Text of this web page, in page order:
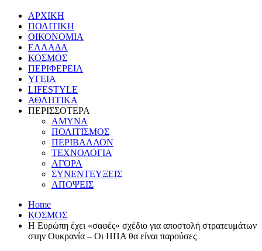
ΑΡΧΙΚΗ
ΠΟΛΙΤΙΚΗ
ΟΙΚΟΝΟΜΙΑ
ΕΛΛΑΔΑ
ΚΟΣΜΟΣ
ΠΕΡΙΦΕΡΕΙΑ
ΥΓΕΙΑ
LIFESTYLE
ΑΘΛΗΤΙΚΑ
ΠΕΡΙΣΣΟΤΕΡΑ
ΑΜΥΝΑ
ΠΟΛΙΤΙΣΜΟΣ
ΠΕΡΙΒΑΛΛΟΝ
ΤΕΧΝΟΛΟΓΙΑ
ΑΓΟΡΑ
ΣΥΝΕΝΤΕΥΞΕΙΣ
ΑΠΟΨΕΙΣ
Home
ΚΟΣΜΟΣ
Η Ευρώπη έχει «σαφές» σχέδιο για αποστολή στρατευμάτων
στην Ουκρανία – Οι ΗΠΑ θα είναι παρούσες